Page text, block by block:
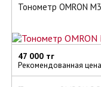
Тонометр OMRON
47 000 тг
Рекомендованная цена